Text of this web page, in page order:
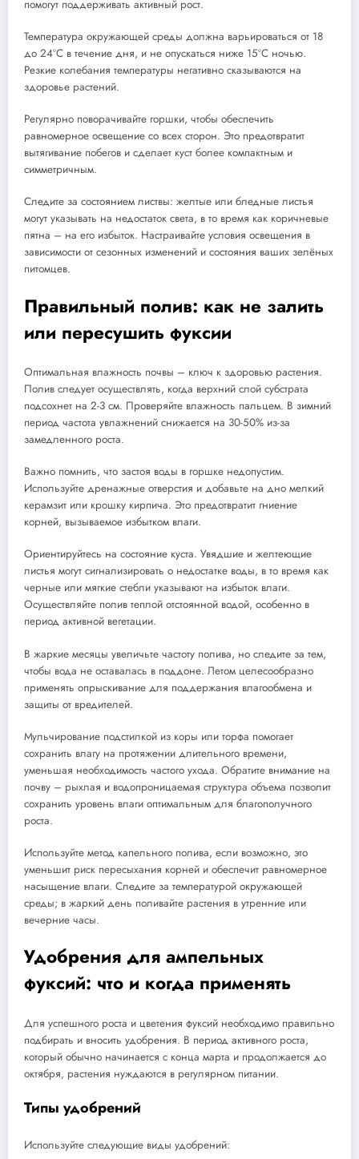
помогут поддерживать активный рост.
Температура окружающей среды должна варьироваться от 18
до 24ºC в течение дня, и не опускаться ниже 15ºC ночью.
Резкие колебания температуры негативно сказываются на
здоровье растений.
Регулярно поворачивайте горшки, чтобы обеспечить
равномерное освещение со всех сторон. Это предотвратит
вытягивание побегов и сделает куст более компактным и
симметричным.
Следите за состоянием листвы: желтые или бледные листья
могут указывать на недостаток света, в то время как коричневые
пятна – на его избыток. Настраивайте условия освещения в
зависимости от сезонных изменений и состояния ваших зелёных
питомцев.
Правильный полив: как не залить
или пересушить фуксии
Оптимальная влажность почвы – ключ к здоровью растения.
Полив следует осуществлять, когда верхний слой субстрата
подсохнет на 2-3 см. Проверяйте влажность пальцем. В зимний
период частота увлажнений снижается на 30-50% из-за
замедленного роста.
Важно помнить, что застоя воды в горшке недопустим.
Используйте дренажные отверстия и добавьте на дно мелкий
керамзит или крошку кирпича. Это предотвратит гниение
корней, вызываемое избытком влаги.
Ориентируйтесь на состояние куста. Увядшие и желтеющие
листья могут сигнализировать о недостатке воды, в то время как
черные или мягкие стебли указывают на избыток влаги.
Осуществляйте полив теплой отстоянной водой, особенно в
период активной вегетации.
В жаркие месяцы увеличьте частоту полива, но следите за тем,
чтобы вода не оставалась в поддоне. Летом целесообразно
применять опрыскивание для поддержания влагообмена и
защиты от вредителей.
Мульчирование подстилкой из коры или торфа помогает
сохранить влагу на протяжении длительного времени,
уменьшая необходимость частого ухода. Обратите внимание на
почву – рыхлая и водопроницаемая структура объема позволит
сохранить уровень влаги оптимальным для благополучного
роста.
Используйте метод капельного полива, если возможно, это
уменьшит риск пересыхания корней и обеспечит равномерное
насыщение влаги. Следите за температурой окружающей
среды; в жаркий день поливайте растения в утренние или
вечерние часы.
Удобрения для ампельных
фуксий: что и когда применять
Для успешного роста и цветения фуксий необходимо правильно
подбирать и вносить удобрения. В период активного роста,
который обычно начинается с конца марта и продолжается до
октября, растения нуждаются в регулярном питании.
Типы удобрений
Используйте следующие виды удобрений: